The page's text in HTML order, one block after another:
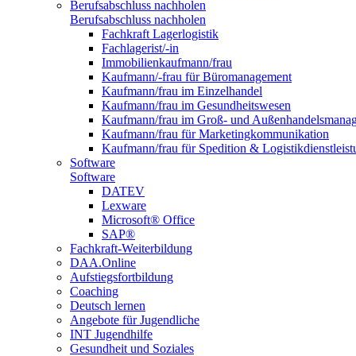
Berufsabschluss nachholen
Berufsabschluss nachholen
Fachkraft Lagerlogistik
Fachlagerist/-in
Immobilienkaufmann/frau
Kaufmann/-frau für Büromanagement
Kaufmann/frau im Einzelhandel
Kaufmann/frau im Gesundheitswesen
Kaufmann/frau im Groß- und
Kaufmann/frau für Marketingkommunikation
Kaufmann/frau für Spedition &
Software
Software
DATEV
Lexware
Microsoft® Office
SAP®
Fachkraft-Weiterbildung
DAA.Online
Aufstiegsfortbildung
Coaching
Deutsch lernen
Angebote für Jugendliche
INT Jugendhilfe
Gesundheit und Soziales